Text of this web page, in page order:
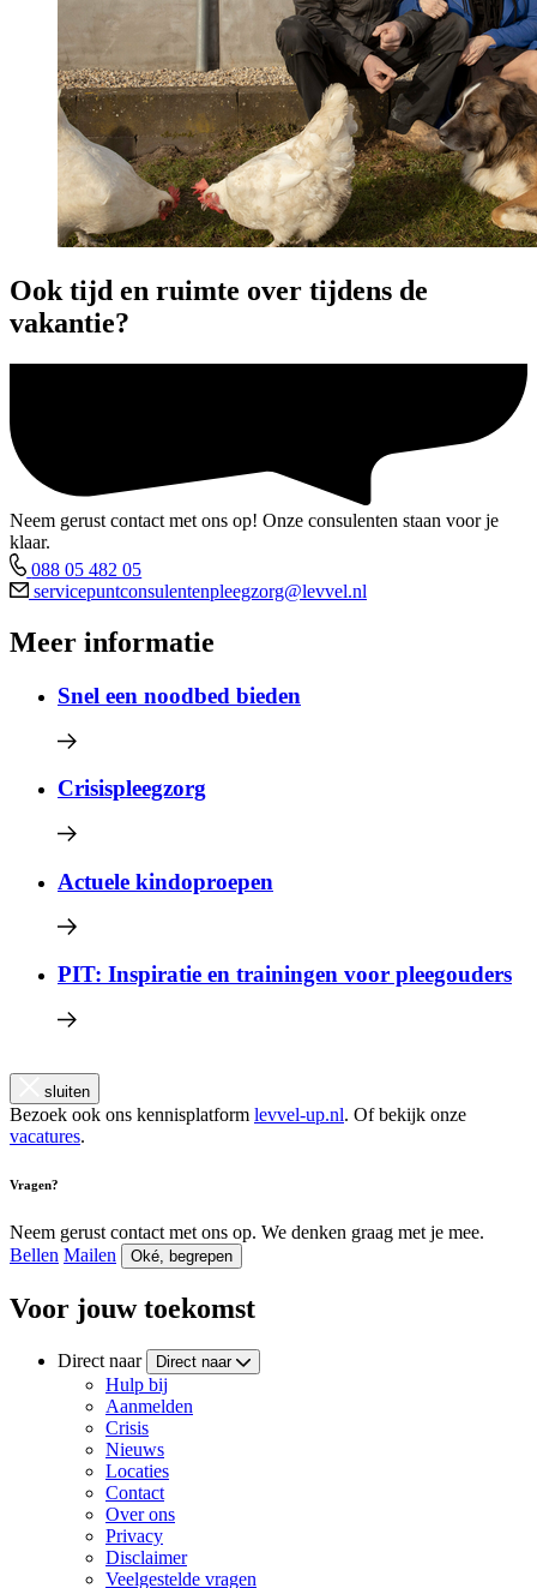
Ook tijd en ruimte over tijdens de
vakantie?
Neem gerust contact met ons op! Onze consulenten staan voor je
klaar.
088 05 482 05
servicepuntconsulentenpleegzorg@levvel.nl
Meer informatie
Snel een noodbed bieden
Crisispleegzorg
Actuele kindoproepen
PIT: Inspiratie en trainingen voor pleegouders
sluiten
Bezoek ook ons kennisplatform levvel-up.nl. Of bekijk onze
vacatures.
Vragen?
Neem gerust contact met ons op. We denken graag met je mee.
Bellen Mailen Oké, begrepen
Voor jouw toekomst
Direct naar Direct naar
Hulp bij
Aanmelden
Crisis
Nieuws
Locaties
Contact
Over ons
Privacy
Disclaimer
Veelgestelde vragen